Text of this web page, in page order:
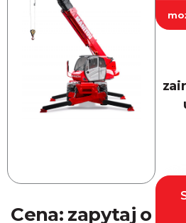
Sprężarki
Agregaty
Maszty oświetleniowe
Myjki ciśnieniowe
Zbiorniki na paliwo
Sprzedaż
Cena: zapytaj o